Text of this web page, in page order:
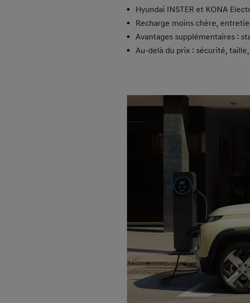
Hyundai INSTER et KONA
Recharge moins chère,
Avantages supplémentaires :
Au-delà du prix : sécurité,